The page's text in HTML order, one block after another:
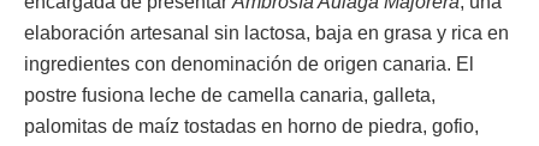
elaboración artesanal sin lactosa, baja en grasa y rica en
ingredientes con denominación de origen canaria. El
postre fusiona leche de camella canaria, galleta,
palomitas de maíz tostadas en horno de piedra, gofio,